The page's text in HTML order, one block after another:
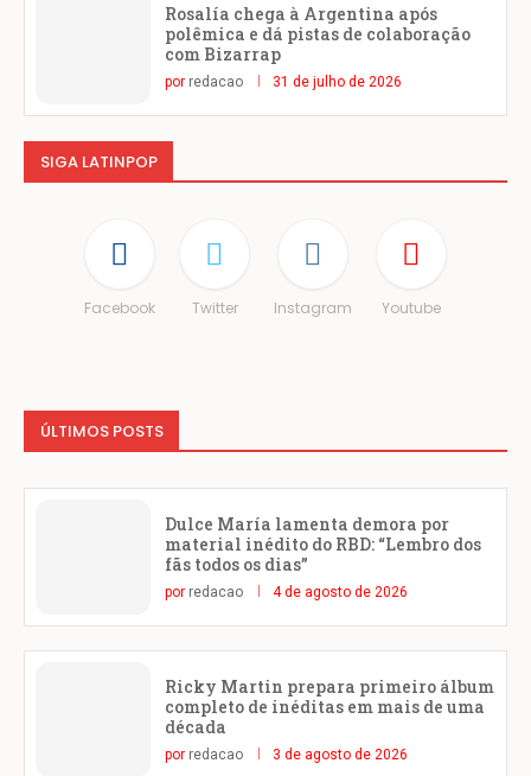
Rosalía chega à Argentina após
polêmica e dá pistas de colaboração
com Bizarrap
por redacao 31 de julho de 2026
SIGA LATINPOP
Facebook Twitter Instagram Youtube
ÚLTIMOS POSTS
Dulce María lamenta demora por
material inédito do RBD: “Lembro dos
fãs todos os dias”
por redacao 4 de agosto de 2026
Ricky Martin prepara primeiro álbum
completo de inéditas em mais de uma
década
por redacao 3 de agosto de 2026